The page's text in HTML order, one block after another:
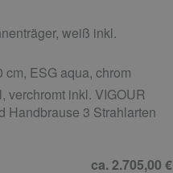
weiß inkl.
ESG aqua, chrom
verchromt inkl. VIGOUR
Handbrause 3 Strahlarten
ca. 2.705,00 €